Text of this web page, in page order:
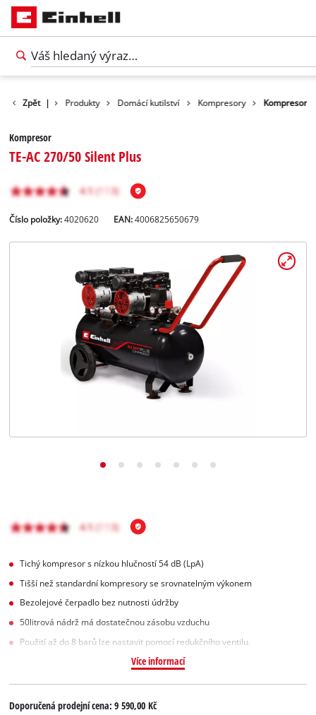
Zpět | Produkty Domácí kutilství Kompresory Kompresor
Kompresor
TE-AC 270/50 Silent Plus
Číslo položky: 4020620 EAN:4006825650679
Tichý kompresor s nízkou hlučností 54 dB (LpA)
Tišší než standardní kompresory se srovnatelným výkonem
Bezolejové čerpadlo bez nutnosti údržby
50litrová nádrž má dostatečnou zásobu vzduchu
Použití až do 8 barů lze nastavit pomocí redukčního ventilu.
Více informací
Doporučená prodejní cena:9 590,00 Kč